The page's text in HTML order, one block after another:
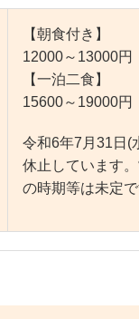
【朝食付き】
12000～13000円
【一泊二食】
15600～19000円
令和6年7月31日(
休止しています
の時期等は未定で